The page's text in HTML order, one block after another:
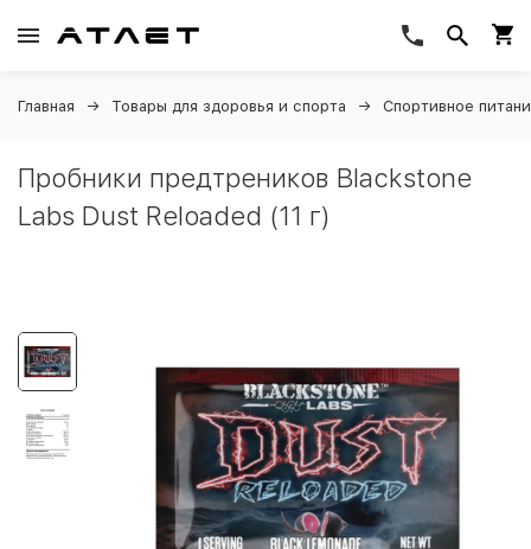
Главная Товары для здоровья и спорта Спортивное
Пробники предтреников Blackstone
Labs Dust Reloaded (11 г)